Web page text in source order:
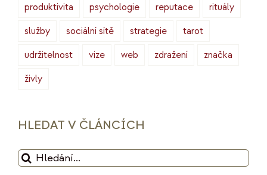
produktivita
psychologie reputace
rituály
služby
sociální sítě strategie
tarot
udržitelnost
vize web zdražení
značka
živly
HLEDAT V ČLÁNCÍCH
Hledat: